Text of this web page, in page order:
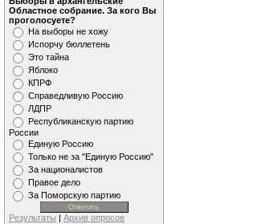
Областное собрание. За кого Вы
проголосуете?
На выборы не хожу
Испорчу бюллетень
Это тайна
Яблоко
КПРФ
Справедливую Россию
ЛДПР
Республиканскую партию
России
Единую Россию
Только не за "Единую Россию"
За националистов
Правое дело
За Поморскую партию
Результаты | Архив опросов